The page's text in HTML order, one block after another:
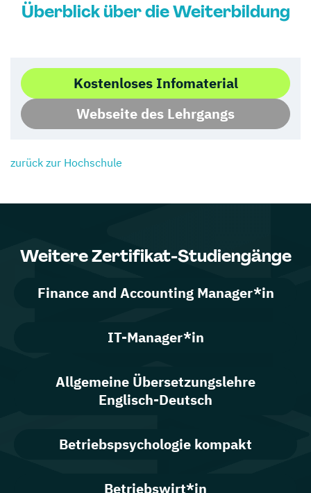
Überblick über die Weiterbildung
Kostenloses Infomaterial
Webseite des Lehrgangs
zurück zur Hochschule
Weitere Zertifikat-Studiengänge
Finance and Accounting Manager*in
IT-Manager*in
Allgemeine Übersetzungslehre
Englisch-Deutsch
Betriebspsychologie kompakt
Betriebswirt*in